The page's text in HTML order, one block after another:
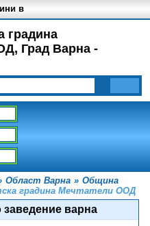
градина
Град Варна -
в
Област Варна » Община
градина Мечтатели ООД
заведение варна